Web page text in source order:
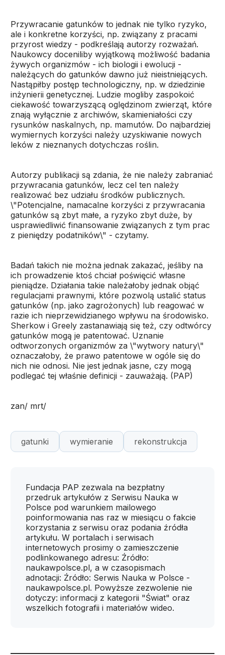
Przywracanie gatunków to jednak nie tylko ryzyko,
ale i konkretne korzyści, np. związany z pracami
przyrost wiedzy - podkreślają autorzy rozważań.
Naukowcy doceniliby wyjątkową możliwość badania
żywych organizmów - ich biologii i ewolucji -
należących do gatunków dawno już nieistniejących.
Nastąpiłby postęp technologiczny, np. w dziedzinie
inżynierii genetycznej. Ludzie mogliby zaspokoić
ciekawość towarzyszącą oględzinom zwierząt, które
znają wyłącznie z archiwów, skamieniałości czy
rysunków naskalnych, np. mamutów. Do najbardziej
wymiernych korzyści należy uzyskiwanie nowych
leków z nieznanych dotychczas roślin.
Autorzy publikacji są zdania, że nie należy zabraniać
przywracania gatunków, lecz cel ten należy
realizować bez udziału środków publicznych.
\"Potencjalne, namacalne korzyści z przywracania
gatunków są zbyt małe, a ryzyko zbyt duże, by
usprawiedliwić finansowanie związanych z tym prac
z pieniędzy podatników\" - czytamy.
Badań takich nie można jednak zakazać, jeśliby na
ich prowadzenie ktoś chciał poświęcić własne
pieniądze. Działania takie należałoby jednak objąć
regulacjami prawnymi, które pozwolą ustalić status
gatunków (np. jako zagrożonych) lub reagować w
razie ich nieprzewidzianego wpływu na środowisko.
Sherkow i Greely zastanawiają się też, czy odtwórcy
gatunków mogą je patentować. Uznanie
odtworzonych organizmów za \"wytwory natury\"
oznaczałoby, że prawo patentowe w ogóle się do
nich nie odnosi. Nie jest jednak jasne, czy mogą
podlegać tej właśnie definicji - zauważają. (PAP)
zan/ mrt/
gatunki wymieranie rekonstrukcja
Fundacja PAP zezwala na bezpłatny
przedruk artykułów z Serwisu Nauka w
Polsce pod warunkiem mailowego
poinformowania nas raz w miesiącu o fakcie
korzystania z serwisu oraz podania źródła
artykułu. W portalach i serwisach
internetowych prosimy o zamieszczenie
podlinkowanego adresu: Źródło:
naukawpolsce.pl, a w czasopismach
adnotacji: Źródło: Serwis Nauka w Polsce -
naukawpolsce.pl. Powyższe zezwolenie nie
dotyczy: informacji z kategorii "Świat" oraz
wszelkich fotografii i materiałów wideo.